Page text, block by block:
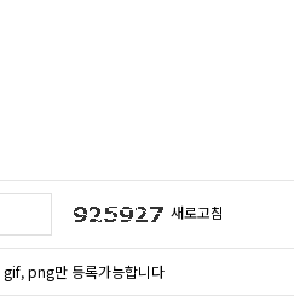
새로고침
png만 등록가능합니다